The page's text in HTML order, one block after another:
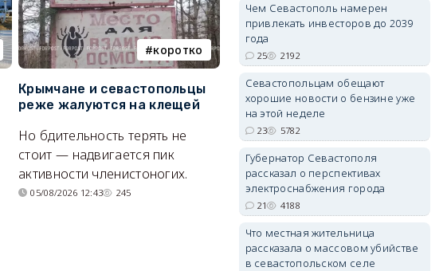
коротко
Крымчане и севастопольцы
реже жалуются на клещей
Но бдительность терять не
стоит — надвигается пик
активности членистоногих.
05/08/2026 12:43 245
В Севастополе утвердили
проект застройки центра
Балаклавы
Там появится туристический
квартал с отелями и
парковками.
05/08/2026 08:01
Чем Севастополь намерен
привлекать инвесторов до 2039
года
25 2192
Севастопольцам обещают
хорошие новости о бензине уже
на этой неделе
23 5782
Губернатор Севастополя
рассказал о перспективах
электроснабжения города
21 4188
Что местная жительница
рассказала о массовом убийстве
в севастопольском селе